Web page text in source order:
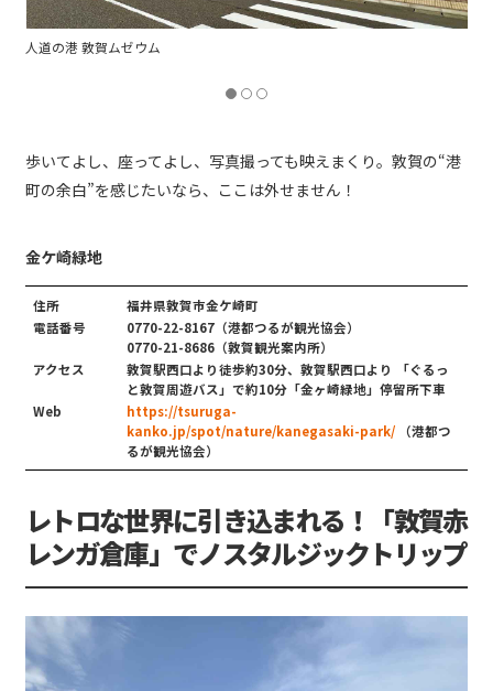
金崎宮 春は恋愛成就やご縁を願う「花換まつり」を開催（画像提供：港
歩いてよし、座ってよし、写真撮っても映えまくり。敦賀の“港
町の余白”を感じたいなら、ここは外せません！
金ケ崎緑地
住所
福井県敦賀市金ケ崎町
電話番号
0770-22-8167（港都つるが観光協会）
0770-21-8686（敦賀観光案内所）
アクセス
敦賀駅西口より徒歩約30分、敦賀駅西口より 「ぐるっ
と敦賀周遊バス」で約10分「金ヶ崎緑地」停留所下車
Web
https://tsuruga-
kanko.jp/spot/nature/kanegasaki-park/（港都つ
るが観光協会）
レトロな世界に引き込まれる！「敦賀赤
レンガ倉庫」でノスタルジックトリップ